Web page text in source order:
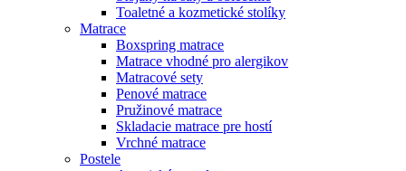
Toaletné a kozmetické stolíky
Matrace
Boxspring matrace
Matrace vhodné pro alergikov
Matracové sety
Penové matrace
Pružinové matrace
Skladacie matrace pre hostí
Vrchné matrace
Postele